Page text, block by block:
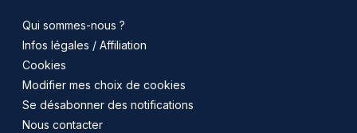
Qui sommes-nous ?
Infos légales / Affiliation
Cookies
Modifier mes choix de cookies
Se désabonner des notifications
Nous contacter